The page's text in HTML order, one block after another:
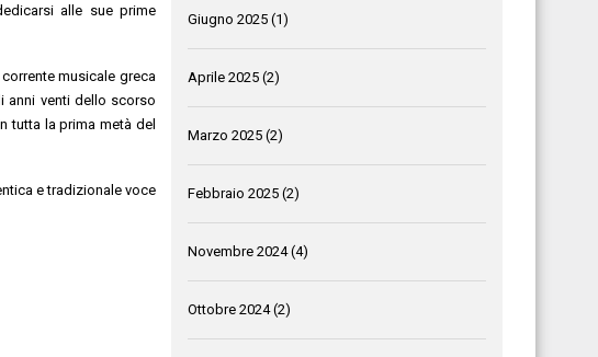
alle sue prime
musicale greca
anni venti dello scorso
tutta la prima metà del
e tradizionale voce
Giugno 2025 (1)
Aprile 2025 (2)
Marzo 2025 (2)
Febbraio 2025 (2)
Novembre 2024(4)
Ottobre 2024(2)